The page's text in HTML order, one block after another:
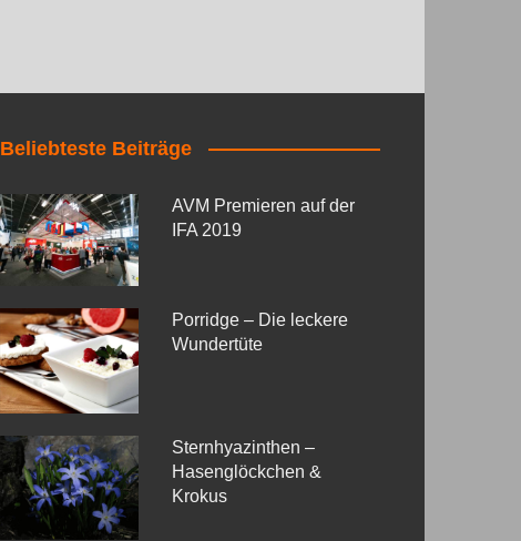
Beliebteste Beiträge
AVM Premieren auf der
IFA 2019
Porridge – Die leckere
Wundertüte
Sternhyazinthen –
Hasenglöckchen &
Krokus